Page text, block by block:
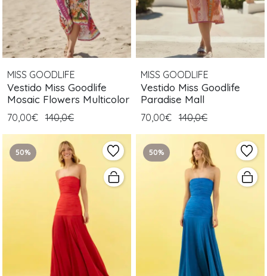
MISS GOODLIFE
Vestido Miss Goodlife
Mosaic Flowers Multicolor
70,00€ 140,0€
MISS GOODLIFE
Vestido Miss Goodlife
Paradise Mall
70,00€ 140,0€
50% 50%